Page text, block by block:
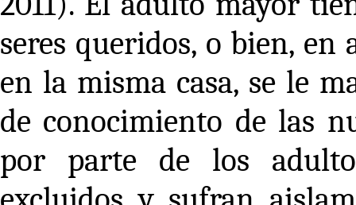
seres queridos, o bien, en
en la misma casa, se le
de conocimiento de las
por parte de los